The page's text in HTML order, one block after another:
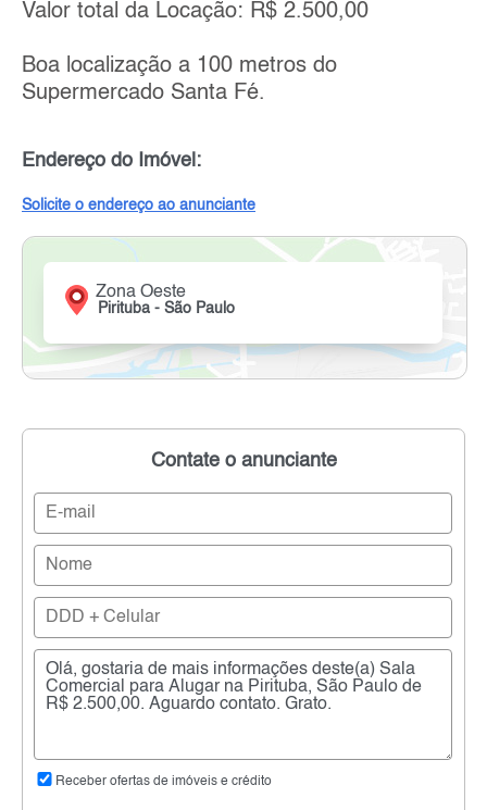
Valor total da Locação: R$ 2.500,00
Boa localização a 100 metros do
Supermercado Santa Fé.
Endereço do Imóvel:
Solicite o endereço ao anunciante
Zona Oeste
Pirituba - São Paulo
Contate o anunciante
Receber ofertas de imóveis e crédito